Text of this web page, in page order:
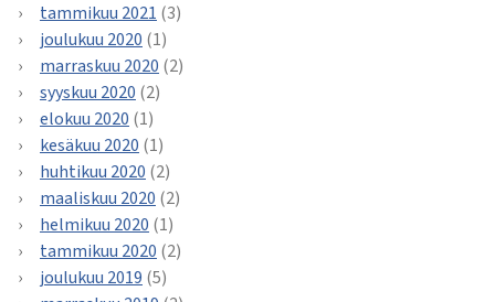
tammikuu 2021 (3)
joulukuu 2020 (1)
marraskuu 2020 (2)
syyskuu 2020 (2)
elokuu 2020 (1)
kesäkuu 2020 (1)
huhtikuu 2020 (2)
maaliskuu 2020 (2)
helmikuu 2020 (1)
tammikuu 2020 (2)
joulukuu 2019 (5)